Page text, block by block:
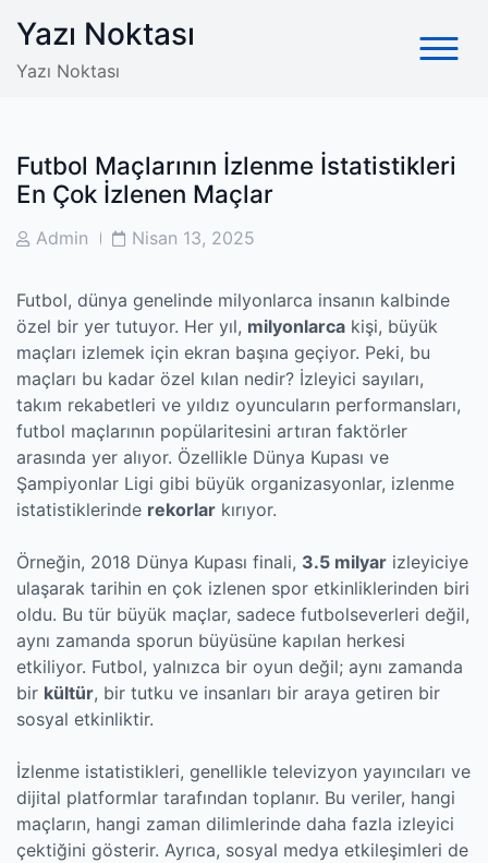
content
Yazı Noktası
Yazı Noktası
Futbol Maçlarının İzlenme İstatistikleri
En Çok İzlenen Maçlar
PostAdmin
PostNisan 13, 2025
Futbol, dünya genelinde milyonlarca insanın kalbinde
özel bir yer tutuyor. Her yıl, milyonlarca kişi, büyük
maçları izlemek için ekran başına geçiyor. Peki, bu
maçları bu kadar özel kılan nedir? İzleyici sayıları,
takım rekabetleri ve yıldız oyuncuların performansları,
futbol maçlarının popülaritesini artıran faktörler
arasında yer alıyor. Özellikle Dünya Kupası ve
Şampiyonlar Ligi gibi büyük organizasyonlar, izlenme
istatistiklerinde rekorlar kırıyor.
Örneğin, 2018 Dünya Kupası finali, 3.5 milyar izleyiciye
ulaşarak tarihin en çok izlenen spor etkinliklerinden biri
oldu. Bu tür büyük maçlar, sadece futbolseverleri değil,
aynı zamanda sporun büyüsüne kapılan herkesi
etkiliyor. Futbol, yalnızca bir oyun değil; aynı zamanda
bir kültür, bir tutku ve insanları bir araya getiren bir
sosyal etkinliktir.
İzlenme istatistikleri, genellikle televizyon yayıncıları ve
dijital platformlar tarafından toplanır. Bu veriler, hangi
maçların, hangi zaman dilimlerinde daha fazla izleyici
çektiğini gösterir. Ayrıca, sosyal medya etkileşimleri de